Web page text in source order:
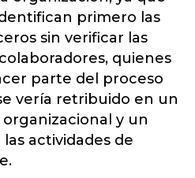
primero las
sin verificar las
quienes
parte del proceso
vería retribuido en un
y un
actividades de